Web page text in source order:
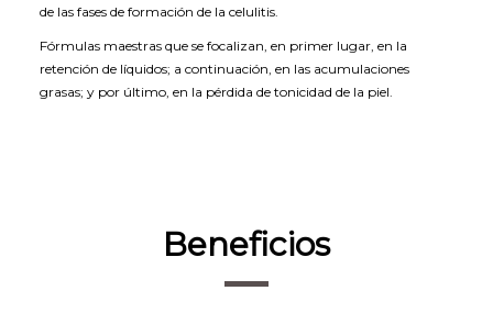
de las fases de formación de la celulitis.
Fórmulas maestras que se focalizan, en primer lugar, en la
retención de líquidos; a continuación, en las acumulaciones
grasas; y por último, en la pérdida de tonicidad de la piel.
Beneficios